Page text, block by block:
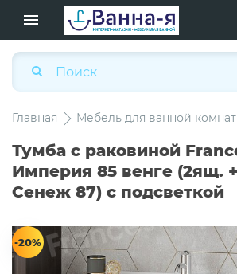
Главная Мебель для ванной
Тумба с раковиной
Империя 85 венге (2ящ.
Сенеж 87) с подсветкой
-20%